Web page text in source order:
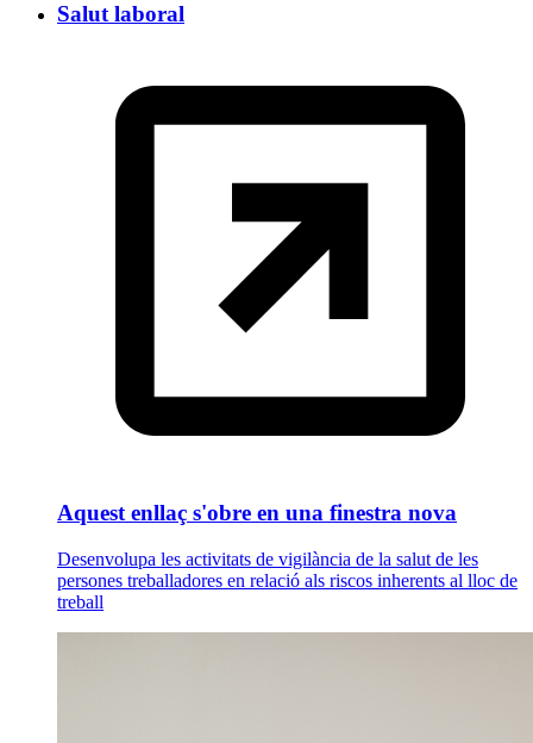
Salut laboral
Aquest enllaç s'obre en una finestra nova
Desenvolupa les activitats de vigilància de la salut de les
persones treballadores en relació als riscos inherents al lloc de
treball